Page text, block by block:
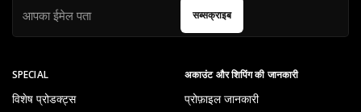
SPECIAL
विशेष प्रोडक्ट्स
अकाउंट और शिपिंग की जानकारी
प्रोफ़ाइल जानकारी
सब्सक्राइब